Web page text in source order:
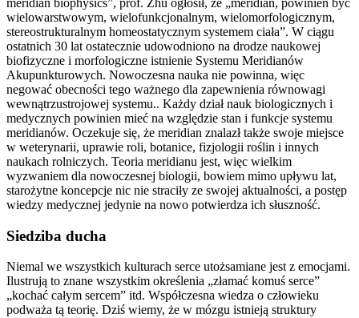
wielowarstwowym, wielofunkcjonalnym, wielomorfologicznym,
stereostrukturalnym homeostatycznym systemem ciała”. W ciągu
ostatnich 30 lat ostatecznie udowodniono na drodze naukowej
biofizyczne i morfologiczne istnienie Systemu Meridianów
Akupunkturowych. Nowoczesna nauka nie powinna, więc
negować obecności tego ważnego dla zapewnienia równowagi
wewnątrzustrojowej systemu.. Każdy dział nauk biologicznych i
medycznych powinien mieć na względzie stan i funkcje systemu
meridianów. Oczekuje się, że meridian znalazł także swoje miejsce
w weterynarii, uprawie roli, botanice, fizjologii roślin i innych
naukach rolniczych. Teoria meridianu jest, więc wielkim
wyzwaniem dla nowoczesnej biologii, bowiem mimo upływu lat,
starożytne koncepcje nic nie straciły ze swojej aktualności, a postęp
wiedzy medycznej jedynie na nowo potwierdza ich słuszność.
Siedziba ducha
Niemal we wszystkich kulturach serce utożsamiane jest z emocjami.
Ilustrują to znane wszystkim określenia „złamać komuś serce”
„kochać całym sercem” itd. Współczesna wiedza o człowieku
podważa tą teorię. Dziś wiemy, że w mózgu istnieją struktury